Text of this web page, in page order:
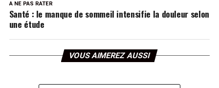
A NE PAS RATER
Santé : le manque de sommeil intensifie la douleur selon
une étude
VOUS AIMEREZ AUSSI